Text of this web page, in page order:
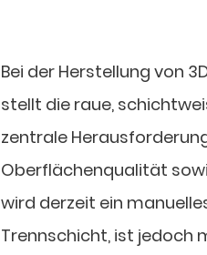
Bei der Herstellung von
stellt die raue,
zentrale
Oberflächenqualität
wird derzeit ein
Trennschicht, ist jedoch